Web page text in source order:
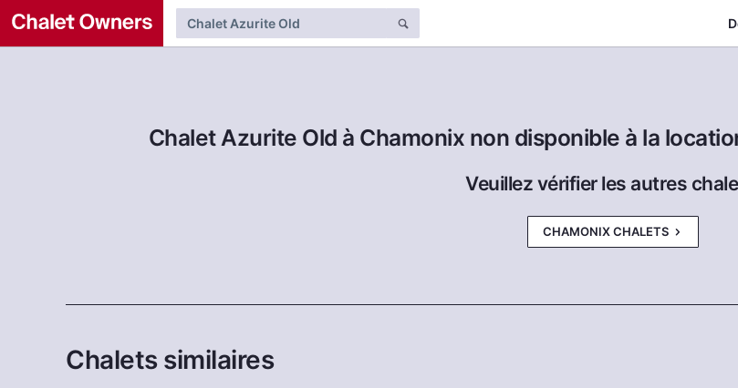
Chalet Azurite Old à Chamonix non disponible à la
Veuillez vérifier les autres
CHAMONIX CHALETS
Chalets similaires